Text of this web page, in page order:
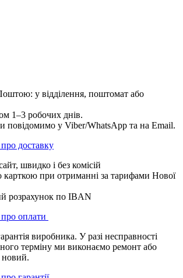
у відділення, поштомат або
1–3 робочих днів.
повідомимо у Viber/WhatsApp та на Email.
доставку
швидко і без комісій
карткою при отриманні за тарифами Нової
розрахунок по IBAN
про оплати
виробника. У разі несправності
терміну ми виконаємо ремонт або
новий.